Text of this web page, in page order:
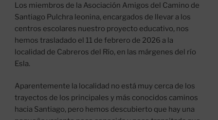
at
s
A
p
c
e
b
o
k
ai
l
Los miembros de la Asociación Amigos del Camino de
Santiago Pulchra leonina, encargados de llevar a los
centros escolares nuestro proyecto educativo, nos
hemos trasladado el 11 de febrero de 2026 a la
localidad de Cabreros del Río, en las márgenes del río
Esla.
Aparentemente la localidad no está muy cerca de los
trayectos de los principales y más conocidos caminos
hacia Santiago, pero hemos descubierto que hay una